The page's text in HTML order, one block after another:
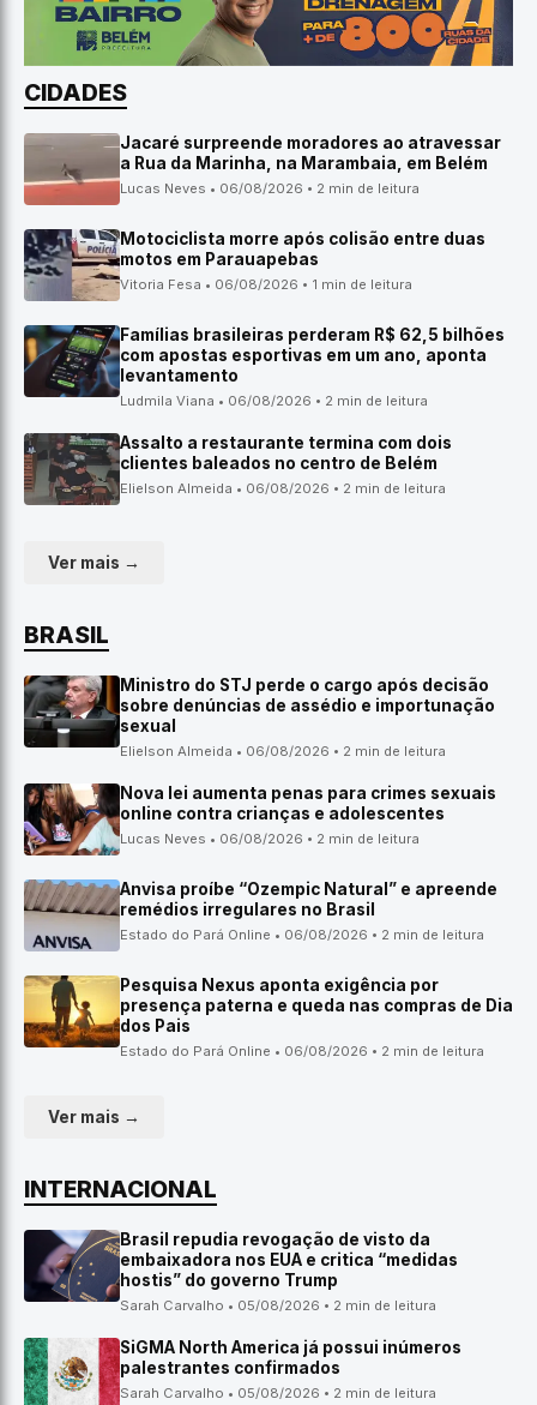
CIDADES
Jacaré surpreende moradores ao atravessar
a Rua da Marinha, na Marambaia, em Belém
Lucas Neves • 06/08/2026 • 2 min de leitura
Motociclista morre após colisão entre duas
motos em Parauapebas
Vitoria Fesa • 06/08/2026 • 1 min de leitura
Famílias brasileiras perderam R$ 62,5 bilhões
com apostas esportivas em um ano, aponta
levantamento
Ludmila Viana • 06/08/2026 • 2 min de leitura
Assalto a restaurante termina com dois
clientes baleados no centro de Belém
Elielson Almeida • 06/08/2026 • 2 min de leitura
Ver mais →
BRASIL
Ministro do STJ perde o cargo após decisão
sobre denúncias de assédio e importunação
sexual
Elielson Almeida • 06/08/2026 • 2 min de leitura
Nova lei aumenta penas para crimes sexuais
online contra crianças e adolescentes
Lucas Neves • 06/08/2026 • 2 min de leitura
Anvisa proíbe “Ozempic Natural” e apreende
remédios irregulares no Brasil
Estado do Pará Online • 06/08/2026 • 2 min de leitura
Pesquisa Nexus aponta exigência por
presença paterna e queda nas compras de Dia
dos Pais
Estado do Pará Online • 06/08/2026 • 2 min de leitura
Ver mais →
INTERNACIONAL
Brasil repudia revogação de visto da
embaixadora nos EUA e critica “medidas
hostis” do governo Trump
Sarah Carvalho • 05/08/2026 • 2 min de leitura
SiGMA North America já possui inúmeros
palestrantes confirmados
Sarah Carvalho • 05/08/2026 • 2 min de leitura